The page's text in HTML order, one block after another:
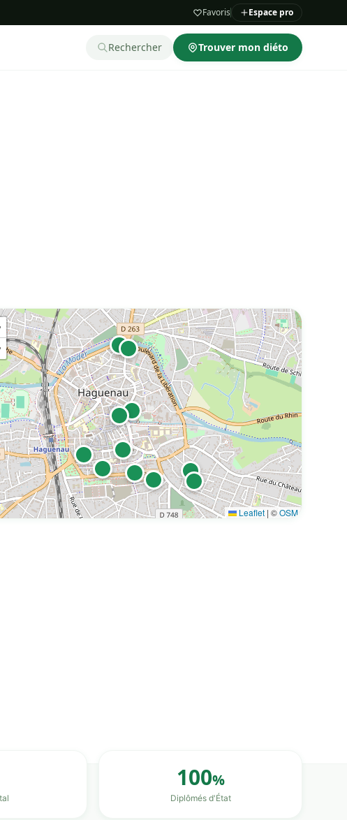
Favoris Espace pro
Rechercher Trouver mon diéto
- (67500)
Leaflet | ©OSM
100%
Diplômés d'État